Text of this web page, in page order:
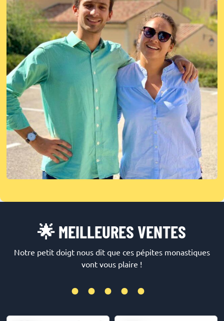
🌟 MEILLEURES VENTES
Notre petit doigt nous dit que ces pépites monastiques
vont vous plaire !
•••••